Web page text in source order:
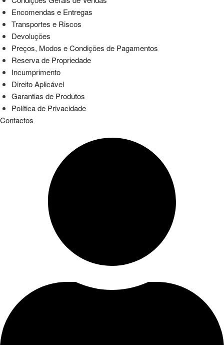
Encomendas e Entregas
Transportes e Riscos
Devoluções
Preços, Modos e Condições de Pagamentos
Reserva de Propriedade
Incumprimento
Direito Aplicável
Garantias de Produtos
Política de Privacidade
Contactos